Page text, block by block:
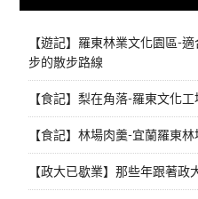
【遊記】羅東林業文化園區-
步的散步路線
【食記】梨在角落-羅東文化
【食記】林場肉羹-宜蘭羅東
【政大已歇業】那些年跟著